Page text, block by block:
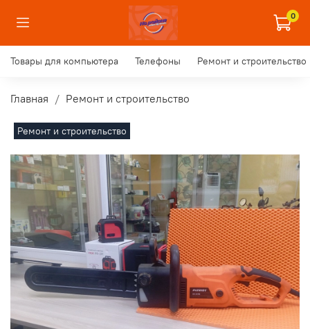
0
Товары для компьютера Телефоны Ремонт и строительство
Главная Ремонт и строительство
Ремонт и строительство